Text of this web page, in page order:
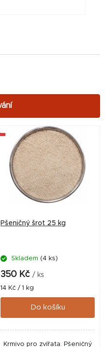
Pšeničný šrot 25 kg
Skladem (4 ks)
350 Kč / ks
Měrná
cena:
14 Kč / 1 kg
Do košíku
Krmivo pro zvířata. Pšeničný